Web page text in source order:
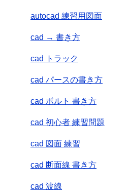
autocad 練習用図面
cad → 書き方
cad トラック
cad パースの書き方
cad ボルト 書き方
cad 初心者 練習問題
cad 図面 練習
cad 断面線 書き方
cad 波線